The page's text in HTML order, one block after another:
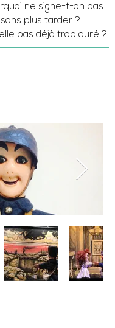
ne signe-t-on pas
sans plus tarder ?
pas déjà trop duré ?